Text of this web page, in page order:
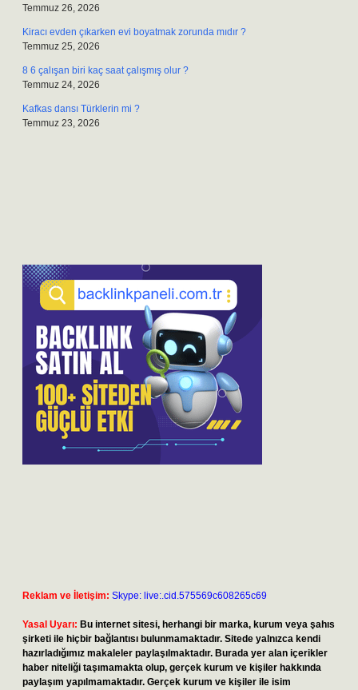
Temmuz 26, 2026
Kiracı evden çıkarken evi boyatmak zorunda mıdır ?
Temmuz 25, 2026
8 6 çalışan biri kaç saat çalışmış olur ?
Temmuz 24, 2026
Kafkas dansı Türklerin mi ?
Temmuz 23, 2026
Reklam ve İletişim: Skype: live:.cid.575569c608265c69
Yasal Uyarı: Bu internet sitesi, herhangi bir marka, kurum veya şahıs
şirketi ile hiçbir bağlantısı bulunmamaktadır. Sitede yalnızca kendi
hazırladığımız makaleler paylaşılmaktadır. Burada yer alan içerikler
haber niteliği taşımamakta olup, gerçek kurum ve kişiler hakkında
paylaşım yapılmamaktadır. Gerçek kurum ve kişiler ile isim